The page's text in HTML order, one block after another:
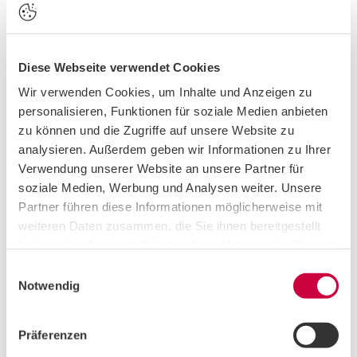
Diese Webseite verwendet Cookies
Wir verwenden Cookies, um Inhalte und Anzeigen zu
personalisieren, Funktionen für soziale Medien anbieten
zu können und die Zugriffe auf unsere Website zu
analysieren. Außerdem geben wir Informationen zu Ihrer
Verwendung unserer Website an unsere Partner für
soziale Medien, Werbung und Analysen weiter. Unsere
Partner führen diese Informationen möglicherweise mit
weiteren Daten zusammen, die Sie ihnen bereitgestellt
Cookies, wenn Sie unsere Webseite weiterhin nutzen.
Notwendig
Präferenzen
wenn du nach deinem Studium gerne langfristig in Österreich
Fuß fassen möchtest?
MEHR
21.02.2023